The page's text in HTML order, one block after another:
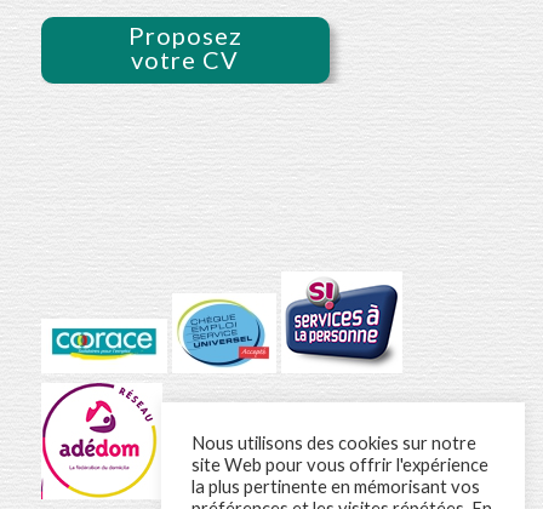
Proposez
votre CV
Nous utilisons des cookies sur notre
site Web pour vous offrir l'expérience
la plus pertinente en mémorisant vos